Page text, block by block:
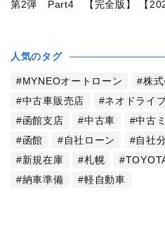
人気のタグ
MYNEOオートローン
株
中古車販売店
ネオドライ
函館支店
中古車 中古
函館
自社ローン 自社
新規在庫
札幌
納車準備
軽自動車